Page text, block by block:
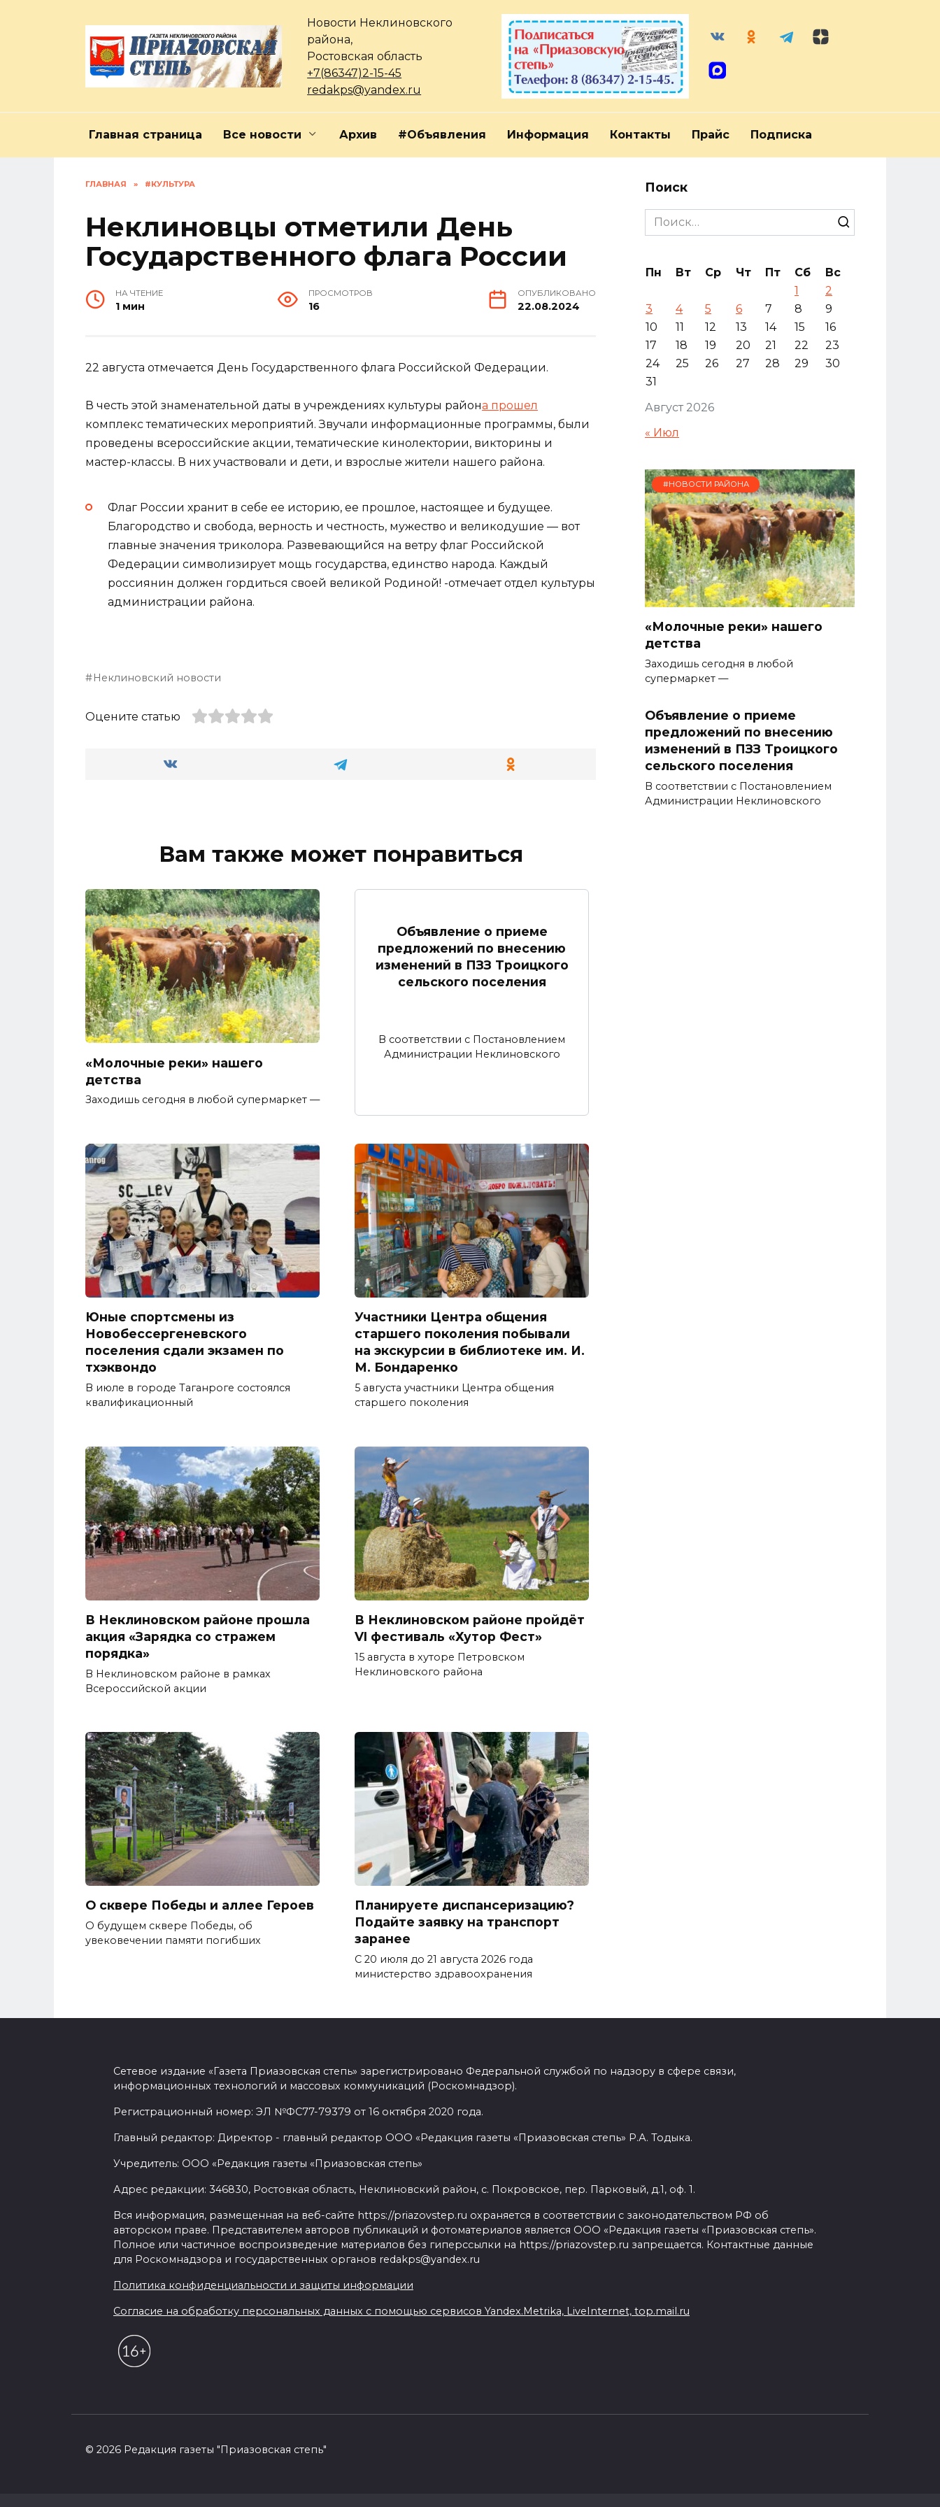
Новости Неклиновского
района,
Ростовская область
+7(86347)2-15-45
redakps@yandex.ru
Главная страница Все новости Архив #Объявления Информация Контакты Прайс Подписка
ГЛАВНАЯ » #КУЛЬТУРА
Неклиновцы отметили День
Государственного флага России
НА ЧТЕНИЕ
1 мин
ПРОСМОТРОВ
16
ОПУБЛИКОВАНО
22.08.2024
22 августа отмечается День Государственного флага Российской Федерации.
В честь этой знаменательной даты в учреждениях культуры района прошел
комплекс тематических мероприятий. Звучали информационные программы, были
проведены всероссийские акции, тематические кинолектории, викторины и
мастер-классы. В них участвовали и дети, и взрослые жители нашего района.
Флаг России хранит в себе ее историю, ее прошлое, настоящее и будущее.
Благородство и свобода, верность и честность, мужество и великодушие — вот
главные значения триколора. Развевающийся на ветру флаг Российской
Федерации символизирует мощь государства, единство народа. Каждый
россиянин должен гордиться своей великой Родиной! -отмечает отдел культуры
администрации района.
Неклиновский новости
Оцените статью
Вам также может понравиться
«Молочные реки» нашего
детства
Заходишь сегодня в любой супермаркет —
Объявление о приеме
предложений по внесению
изменений в ПЗЗ Троицкого
сельского поселения
В соответствии с Постановлением
Администрации Неклиновского
Юные спортсмены из
Новобессергеневского
поселения сдали экзамен по
тхэквондо
В июле в городе Таганроге состоялся
квалификационный
Участники Центра общения
старшего поколения побывали
на экскурсии в библиотеке им. И.
М. Бондаренко
5 августа участники Центра общения
старшего поколения
В Неклиновском районе прошла
акция «Зарядка со стражем
порядка»
В Неклиновском районе в рамках
Всероссийской акции
В Неклиновском районе пройдёт
VI фестиваль «Хутор Фест»
15 августа в хуторе Петровском
Неклиновского района
О сквере Победы и аллее Героев
О будущем сквере Победы, об
увековечении памяти погибших
Планируете диспансеризацию?
Подайте заявку на транспорт
заранее
С 20 июля до 21 августа 2026 года
министерство здравоохранения
Поиск
Search
for:
Август 2026
Пн Вт Ср Чт Пт Сб
Вс
1
2
3
4 5 6 7 8
9
10
11 12 13 14 15
16
17
18 19 20 21 22
23
24
25 26 27 28 29
30
31
« Июл
#НОВОСТИ РАЙОНА
«Молочные реки» нашего
детства
Заходишь сегодня в любой
супермаркет —
Объявление о приеме
предложений по внесению
изменений в ПЗЗ Троицкого
сельского поселения
В соответствии с Постановлением
Администрации Неклиновского
Сетевое издание «Газета Приазовская степь» зарегистрировано Федеральной службой по надзору в сфере связи,
информационных технологий и массовых коммуникаций (Роскомнадзор).
Регистрационный номер: ЭЛ №ФС77-79379 от 16 октября 2020 года.
Главный редактор: Директор - главный редактор ООО «Редакция газеты «Приазовская степь» Р.А. Тодыка.
Учредитель: ООО «Редакция газеты «Приазовская степь»
Адрес редакции: 346830, Ростовкая область, Неклиновский район, с. Покровское, пер. Парковый, д.1, оф. 1.
Вся информация, размещенная на веб-сайте https://priazovstep.ru охраняется в соответствии с законодательством РФ об
авторском праве. Представителем авторов публикаций и фотоматериалов является ООО «Редакция газеты «Приазовская степь».
Полное или частичное воспроизведение материалов без гиперссылки на https://priazovstep.ru запрещается. Контактные данные
для Роскомнадзора и государственных органов redakps@yandex.ru
Политика конфиденциальности и защиты информации
Согласие на обработку персональных данных с помощью сервисов Yandex.Metrika, LiveInternet, top.mail.ru
© 2026 Редакция газеты "Приазовская степь"